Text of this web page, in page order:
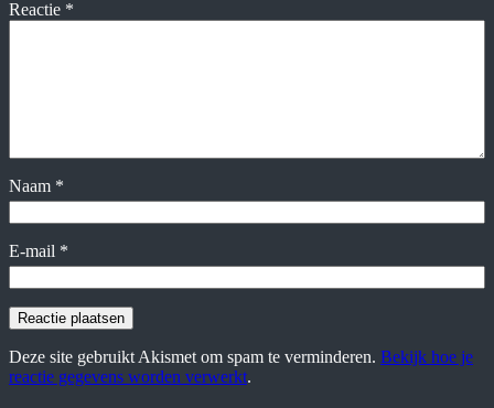
Reactie *
Naam *
E-mail *
Deze site gebruikt Akismet om spam te verminderen. Bekijk hoe je
reactie gegevens worden verwerkt.